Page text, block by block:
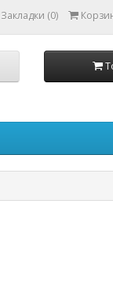
Закладки (0)